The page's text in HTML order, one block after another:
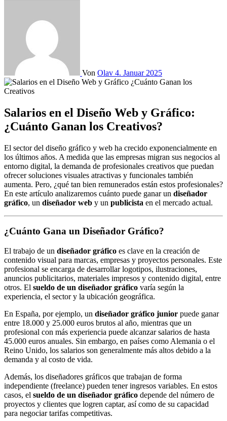
Von Olav 4. Januar 2025
Salarios en el Diseño Web y Gráfico:
¿Cuánto Ganan los Creativos?
El sector del diseño gráfico y web ha crecido exponencialmente en
los últimos años. A medida que las empresas migran sus negocios al
entorno digital, la demanda de profesionales creativos que puedan
ofrecer soluciones visuales atractivas y funcionales también
aumenta. Pero, ¿qué tan bien remunerados están estos profesionales?
En este artículo analizaremos cuánto puede ganar un diseñador
gráfico, un diseñador web y un publicista en el mercado actual.
¿Cuánto Gana un Diseñador Gráfico?
El trabajo de un diseñador gráfico es clave en la creación de
contenido visual para marcas, empresas y proyectos personales. Este
profesional se encarga de desarrollar logotipos, ilustraciones,
anuncios publicitarios, materiales impresos y contenido digital, entre
otros. El sueldo de un diseñador gráfico varía según la
experiencia, el sector y la ubicación geográfica.
En España, por ejemplo, un diseñador gráfico junior puede ganar
entre 18.000 y 25.000 euros brutos al año, mientras que un
profesional con más experiencia puede alcanzar salarios de hasta
45.000 euros anuales. Sin embargo, en países como Alemania o el
Reino Unido, los salarios son generalmente más altos debido a la
demanda y al costo de vida.
Además, los diseñadores gráficos que trabajan de forma
independiente (freelance) pueden tener ingresos variables. En estos
casos, el sueldo de un diseñador gráfico depende del número de
proyectos y clientes que logren captar, así como de su capacidad
para negociar tarifas competitivas.